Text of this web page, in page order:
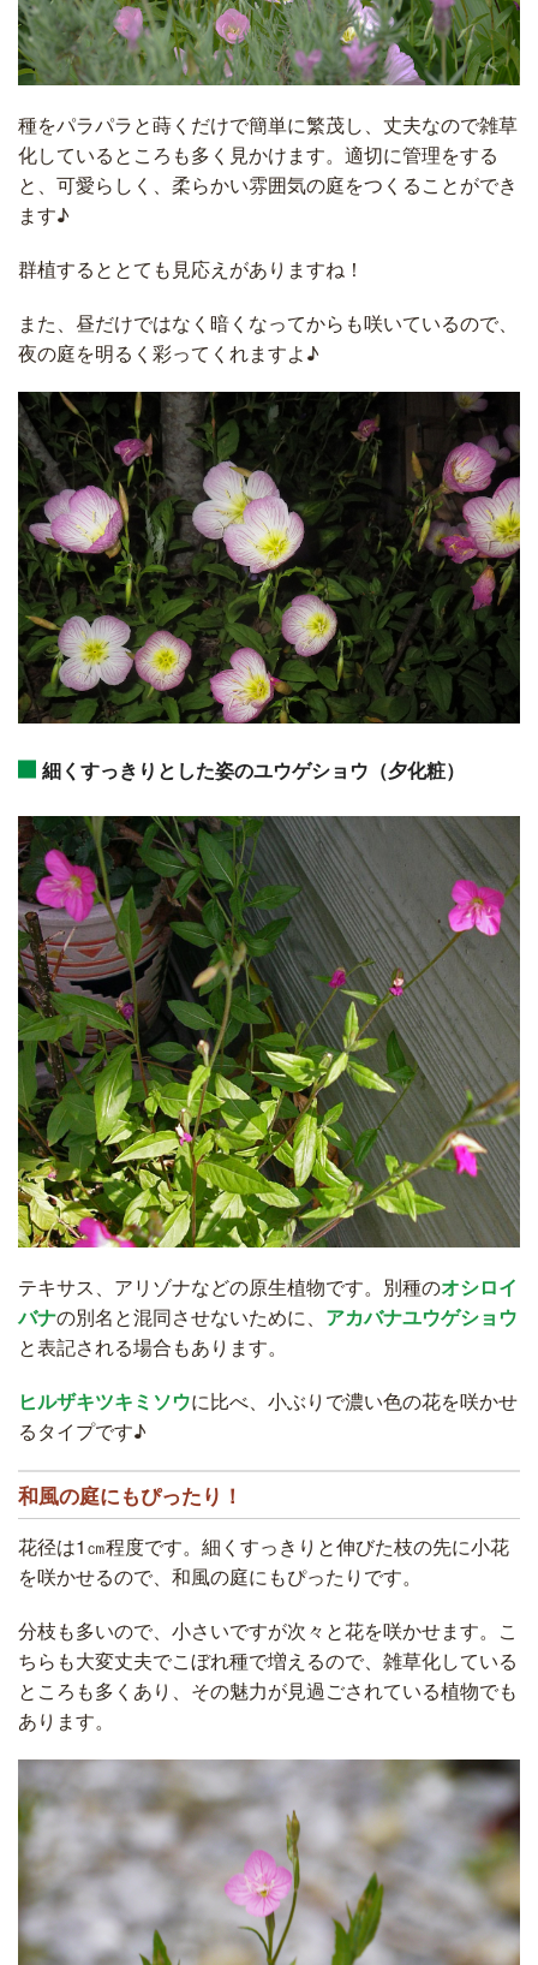
種をパラパラと蒔くだけで簡単に繁茂し、丈夫なので雑草
化しているところも多く見かけます。適切に管理をする
と、可愛らしく、柔らかい雰囲気の庭をつくることができ
ます♪
群植するととても見応えがありますね！
また、昼だけではなく暗くなってからも咲いているので、
夜の庭を明るく彩ってくれますよ♪
細くすっきりとした姿のユウゲショウ（夕化粧）
テキサス、アリゾナなどの原生植物です。別種のオシロイ
バナの別名と混同させないために、 アカバナユウゲショウ
と表記される場合もあります。
ヒルザキツキミソウに比べ、小ぶりで濃い色の花を咲かせ
るタイプです♪
和風の庭にもぴったり！
花径は1㎝程度です。細くすっきりと伸びた枝の先に小花
を咲かせるので、和風の庭にもぴったりです。
分枝も多いので、小さいですが次々と花を咲かせます。こ
ちらも大変丈夫でこぼれ種で増えるので、雑草化している
ところも多くあり、その魅力が見過ごされている植物でも
あります。